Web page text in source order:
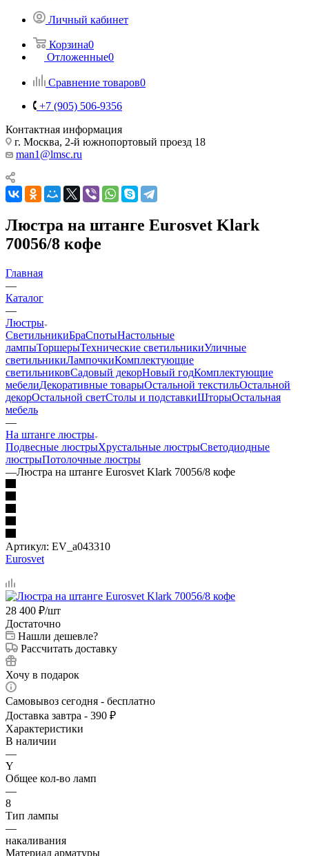
Личный кабинет
Корзина0
Отложенные0
Сравнение товаров0
+7 (905) 506-9356
Контактная информация
г. Москва, 2-й южнопортовый проезд 18
man1@lmsc.ru
Люстра на штанге Eurosvet Klark
70056/8 кофе
Главная
—
Каталог
—
Люстры
СветильникиБраСпотыНастольные
лампыТоршерыТехнические светильникиУличные
светильникиЛампочкиКомплектующие
светильниковСадовый декорНовый годКомплектующие
мебелиДекоративные товарыОстальной текстильОстальной
декорОстальной светСтолы и подставкиШторыОстальная
мебель
—
На штанге люстры
Подвесные люстрыХрустальные люстрыСветодиодные
люстрыПотолочные люстры
—Люстра на штанге Eurosvet Klark 70056/8 кофе
Артикул: EV_a043310
Eurosvet
28 400 ₽/шт
Достаточно
Нашли дешевле?
Рассчитать доставку
Хочу в подарок
Самовывоз сегодня - бесплатно
Доставка завтра - 390 ₽
Характеристики
В наличии
—
Y
Общее кол-во ламп
—
8
Тип лампы
—
накаливания
Материал арматуры